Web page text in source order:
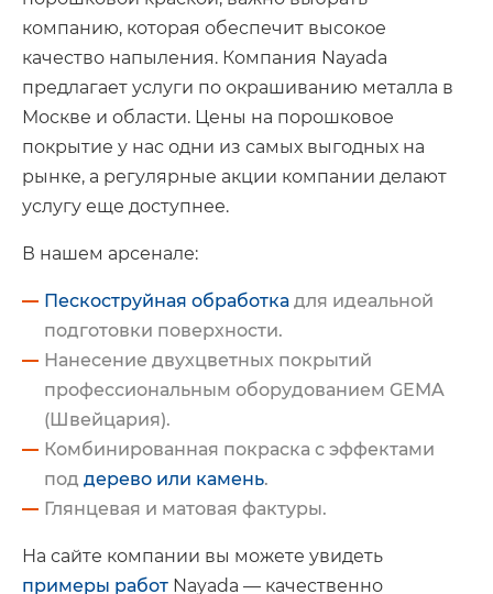
компанию, которая обеспечит высокое
качество напыления. Компания Nayada
предлагает услуги по окрашиванию металла в
Москве и области. Цены на порошковое
покрытие у нас одни из самых выгодных на
рынке, а регулярные акции компании делают
услугу еще доступнее.
В нашем арсенале:
Пескоструйная обработка для идеальной
подготовки поверхности.
Нанесение двухцветных покрытий
профессиональным оборудованием GEMA
(Швейцария).
Комбинированная покраска с эффектами
под дерево или камень.
Глянцевая и матовая фактуры.
На сайте компании вы можете увидеть
примеры работ Nayada — качественно